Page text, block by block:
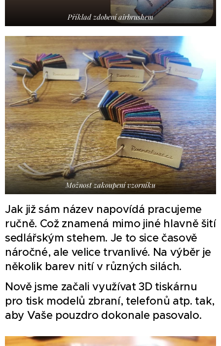
Příklad zdobení airbrushem
Možnost zakoupení vzorníku
Jak již sám název napovídá pracujeme
ručně. Což znamená mimo jiné hlavně šití
sedlářským stehem. Je to sice časově
náročné, ale velice trvanlivé. Na výběr je
několik barev nití v různých silách.
Nově jsme začali využívat 3D tiskárnu
pro tisk modelů zbraní, telefonů atp. tak,
aby Vaše pouzdro dokonale pasovalo.